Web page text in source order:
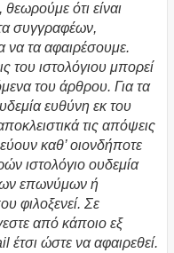
ότι είναι
συγγραφέων,
να τα αφαιρέσουμε.
του ιστολόγιου μπορεί
του άρθρου. Για τα
ευθύνη εκ του
τις απόψεις
καθ’ οιονδήποτε
ιστολόγιο ουδεμία
επωνύμων ή
φιλοξενεί. Σε
από κάποιο εξ
ώστε να αφαιρεθεί.